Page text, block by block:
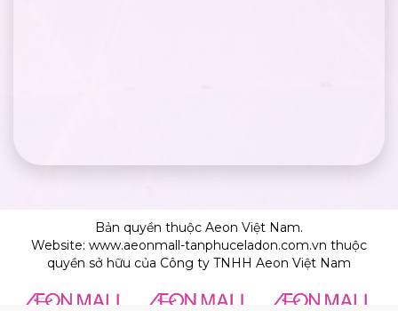
Bản quyền thuộc Aeon Việt Nam.
Website: www.aeonmall-tanphuceladon.com.vn thuộc
quyền sở hữu của Công ty TNHH Aeon Việt Nam